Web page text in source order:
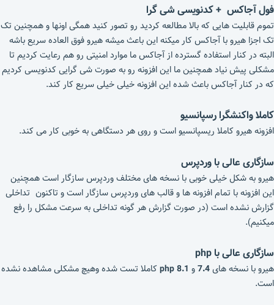
فول آجاکس + کدنویسی شی گرا
تموم قابلیت هایی که بالا مطالعه کردید رو تصور کنید همگی اونها و همچنین تک
تک اجزا هیرو با آجاکس کار میکنه این باعث میشه هیرو فوق العاده سریع باشه
البته در کنار استفاده گسترده از آجاکس ما موارد امنیتی رو هم رعایت کردیم تا
مشکلی پیش نیاد همچنین ما این افزونه رو به صورت شی گرایی کدنویسی کردیم
که در کنار آجاکس باعث شده این افزونه خیلی خیلی سریع کار کند.
کاملا واکنشگرا رسپانسیو
افزونه هیرو کاملا ریسپانسیو است و روی هر دستگاهی به خوبی کار می کند.
سازگاری عالی با وردپرس
هیرو به شکل خیلی خوبی با نسخه های مختلف وردپرس سازگار است همچنین
این افزونه با تمام افزونه ها و قالب های وردپرس سازگار است و تاکنون تداخلی
گزارش نشده است (در صورت گزارش هر گونه تداخلی به سرعت مشکل را رفع
میکنیم).
سازگاری عالی با php
هیرو با نسخه های7.4و 8.1
phpکاملا تست شده وهیچ مشکلی مشاهده نشده
است.